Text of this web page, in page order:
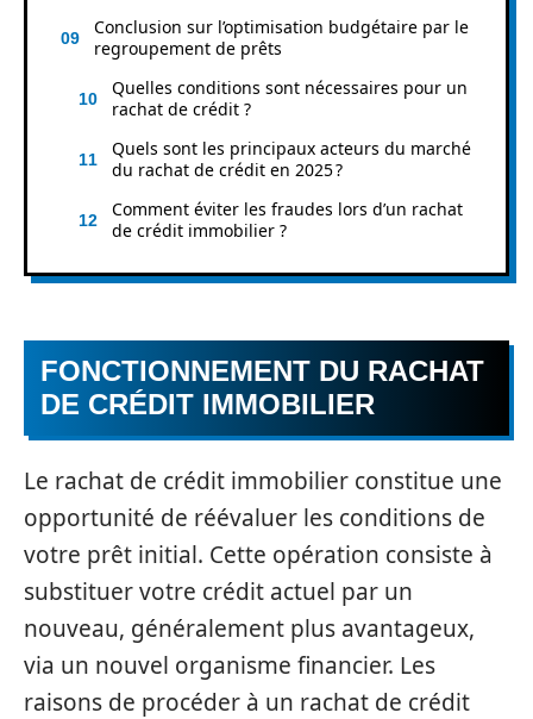
Conclusion sur l’optimisation budgétaire par le
regroupement de prêts
Quelles conditions sont nécessaires pour un
rachat de crédit ?
Quels sont les principaux acteurs du marché
du rachat de crédit en 2025 ?
Comment éviter les fraudes lors d’un rachat
de crédit immobilier ?
FONCTIONNEMENT DU RACHAT
DE CRÉDIT IMMOBILIER
Le rachat de crédit immobilier constitue une
opportunité de réévaluer les conditions de
votre prêt initial. Cette opération consiste à
substituer votre crédit actuel par un
nouveau, généralement plus avantageux,
via un nouvel organisme financier. Les
raisons de procéder à un rachat de crédit